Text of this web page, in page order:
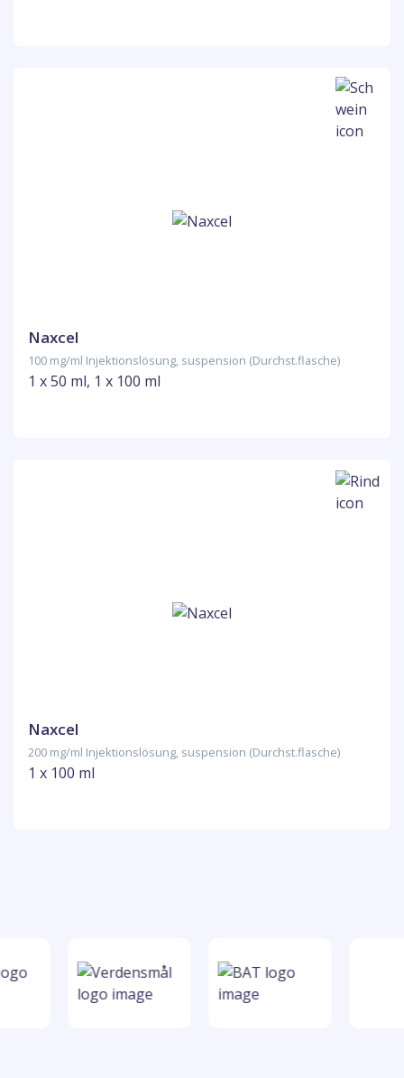
Naxcel
100 mg/ml Injektionslösung, suspension (Durchst.flasche)
1 x 50 ml, 1 x 100 ml
Naxcel
200 mg/ml Injektionslösung, suspension (Durchst.flasche)
1 x 100 ml